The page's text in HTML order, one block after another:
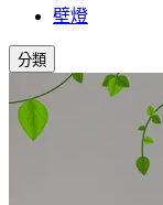
壁燈
分類